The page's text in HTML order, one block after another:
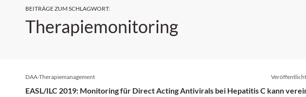
BEITRÄGE ZUM SCHLAGWORT:
Therapiemonitoring
DAA-Therapiemanagement
EASL/ILC 2019: Monitoring für Direct Acting Antivirals bei Hepatitis C kann